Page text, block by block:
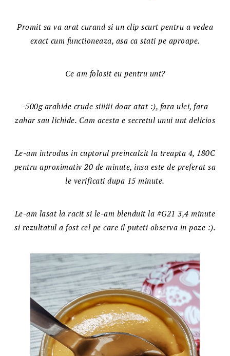
Promit sa va arat curand si un clip scurt pentru a vedea
exact cum functioneaza, asa ca stati pe aproape.
Ce am folosit eu pentru unt?
-500g arahide crude siiiiii doar atat :), fara ulei, fara
zahar sau lichide. Cam acesta e secretul unui unt delicios
Le-am introdus in cuptorul preincalzit la treapta 4, 180C
pentru aproximativ 20 de minute, insa este de preferat sa
le verificati dupa 15 minute.
Le-am lasat la racit si le-am blenduit la #G21 3,4 minute
si rezultatul a fost cel pe care il puteti observa in poze :).